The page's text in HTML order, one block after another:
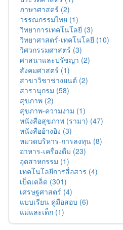
ภาษาศาสตร์ (2)
วรรณกรรมไทย (1)
วิทยาการเทคโนโลยี (3)
วิทยาศาสตร์-เทคโนโลยี (10)
วิศวกรรมศาสตร์ (3)
ศาสนาและปรัชญา (2)
สังคมศาสตร์ (1)
สาขาวิชาช่างยนต์ (2)
สารานุกรม (58)
สุขภาพ (2)
สุขภาพ-ความงาม (1)
หนังสือสุขภาพ (รามา) (47)
หนังสืออ้างอิง (3)
หมวดบริหาร-การลงทุน (8)
อาหาร-เครื่องดื่ม (23)
อุตสาหกรรม (1)
เทคโนโลยีการสื่อสาร (4)
เบ็ดเตล็ด (301)
เศรษฐศาสตร์ (4)
แบบเรียน คู่มือสอบ (6)
แม่และเด็ก (1)